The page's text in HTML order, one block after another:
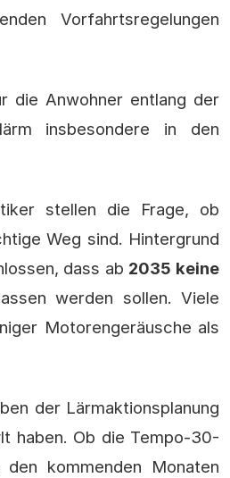
Vorfahrtsregelungen
die Anwohner entlang der
insbesondere in den
stellen die Frage, ob
Weg sind. Hintergrund
dass ab 2035 keine
werden sollen. Viele
Motorengeräusche als
der Lärmaktionsplanung
haben. Ob die Tempo-30-
kommenden Monaten